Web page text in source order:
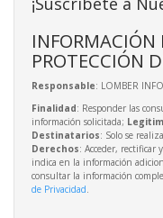
INFORMACIÓN
PROTECCIÓN
Responsable: LOMBER
Finalidad: Responder las
información solicitada;
Destinatarios: Solo se
Derechos: Acceder, rectificar
indica en la información
consultar la información
de Privacidad